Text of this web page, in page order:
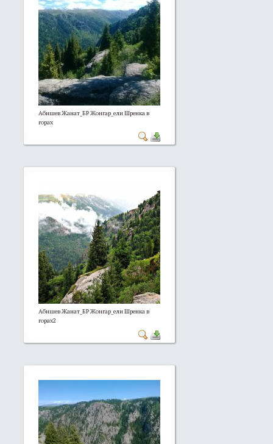
Абишев Жанат_БР Жонгар_ели Шренка в
горах
Абишев Жанат_БР Жонгар_ели Шренка в
горах2